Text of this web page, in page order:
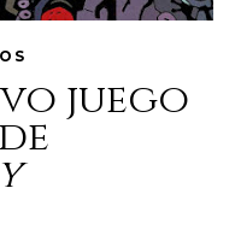
juego